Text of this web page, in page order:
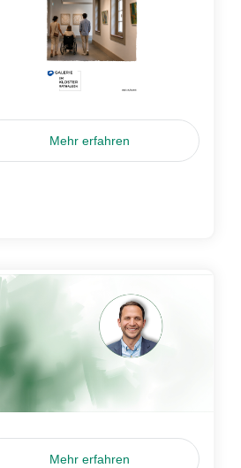
Mehr erfahren
Mehr erfahren